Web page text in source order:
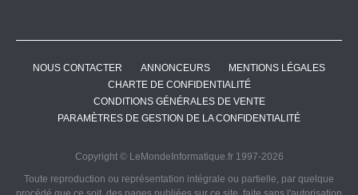
NOUS CONTACTER ANNONCEURS
MENTIONS LÉGALES
CHARTE DE CONFIDENTIALITÉ
CONDITIONS GÉNÉRALES DE VENTE
PARAMÈTRES DE GESTION DE LA CONFIDENTIALITÉ
Copyright © LeMondeInformatique.fr 1997-2026
Toute reproduction ou représentation intégrale ou partielle, par quelque